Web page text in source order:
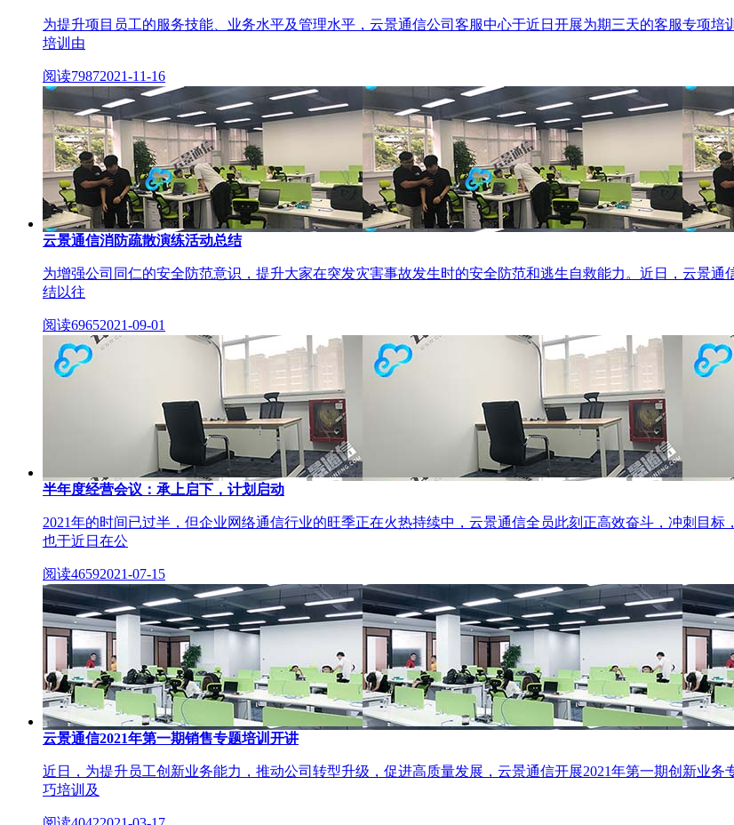
为提升项目员工的服务技能、业务水平及管理水平，云景通信公司客服中心于近日开展为期三天的客服专项
培训由
阅读79872021-11-16
云景通信消防疏散演练活动总结
为增强公司同仁的安全防范意识，提升大家在突发灾害事故发生时的安全防范和逃生自救能力。近日，云景
结以往
阅读69652021-09-01
半年度经营会议：承上启下，计划启动
2021年的时间已过半，但企业网络通信行业的旺季正在火热持续中，云景通信全员此刻正高效奋斗，冲刺目
也于近日在公
阅读46592021-07-15
云景通信2021年第一期销售专题培训开讲
近日，为提升员工创新业务能力，推动公司转型升级，促进高质量发展，云景通信开展2021年第一期创新业
巧培训及